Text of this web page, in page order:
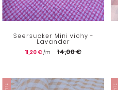
Seersucker Mini vichy -
Lavander
11,20 € 14,00 €